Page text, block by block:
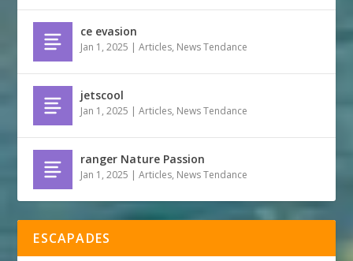
ce evasion
Jan 1, 2025 |Articles, News Tendance
jetscool
Jan 1, 2025 |Articles, News Tendance
ranger Nature Passion
Jan 1, 2025 |Articles, News Tendance
ESCAPADES